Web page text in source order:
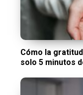
Cómo la
solo 5 minutos